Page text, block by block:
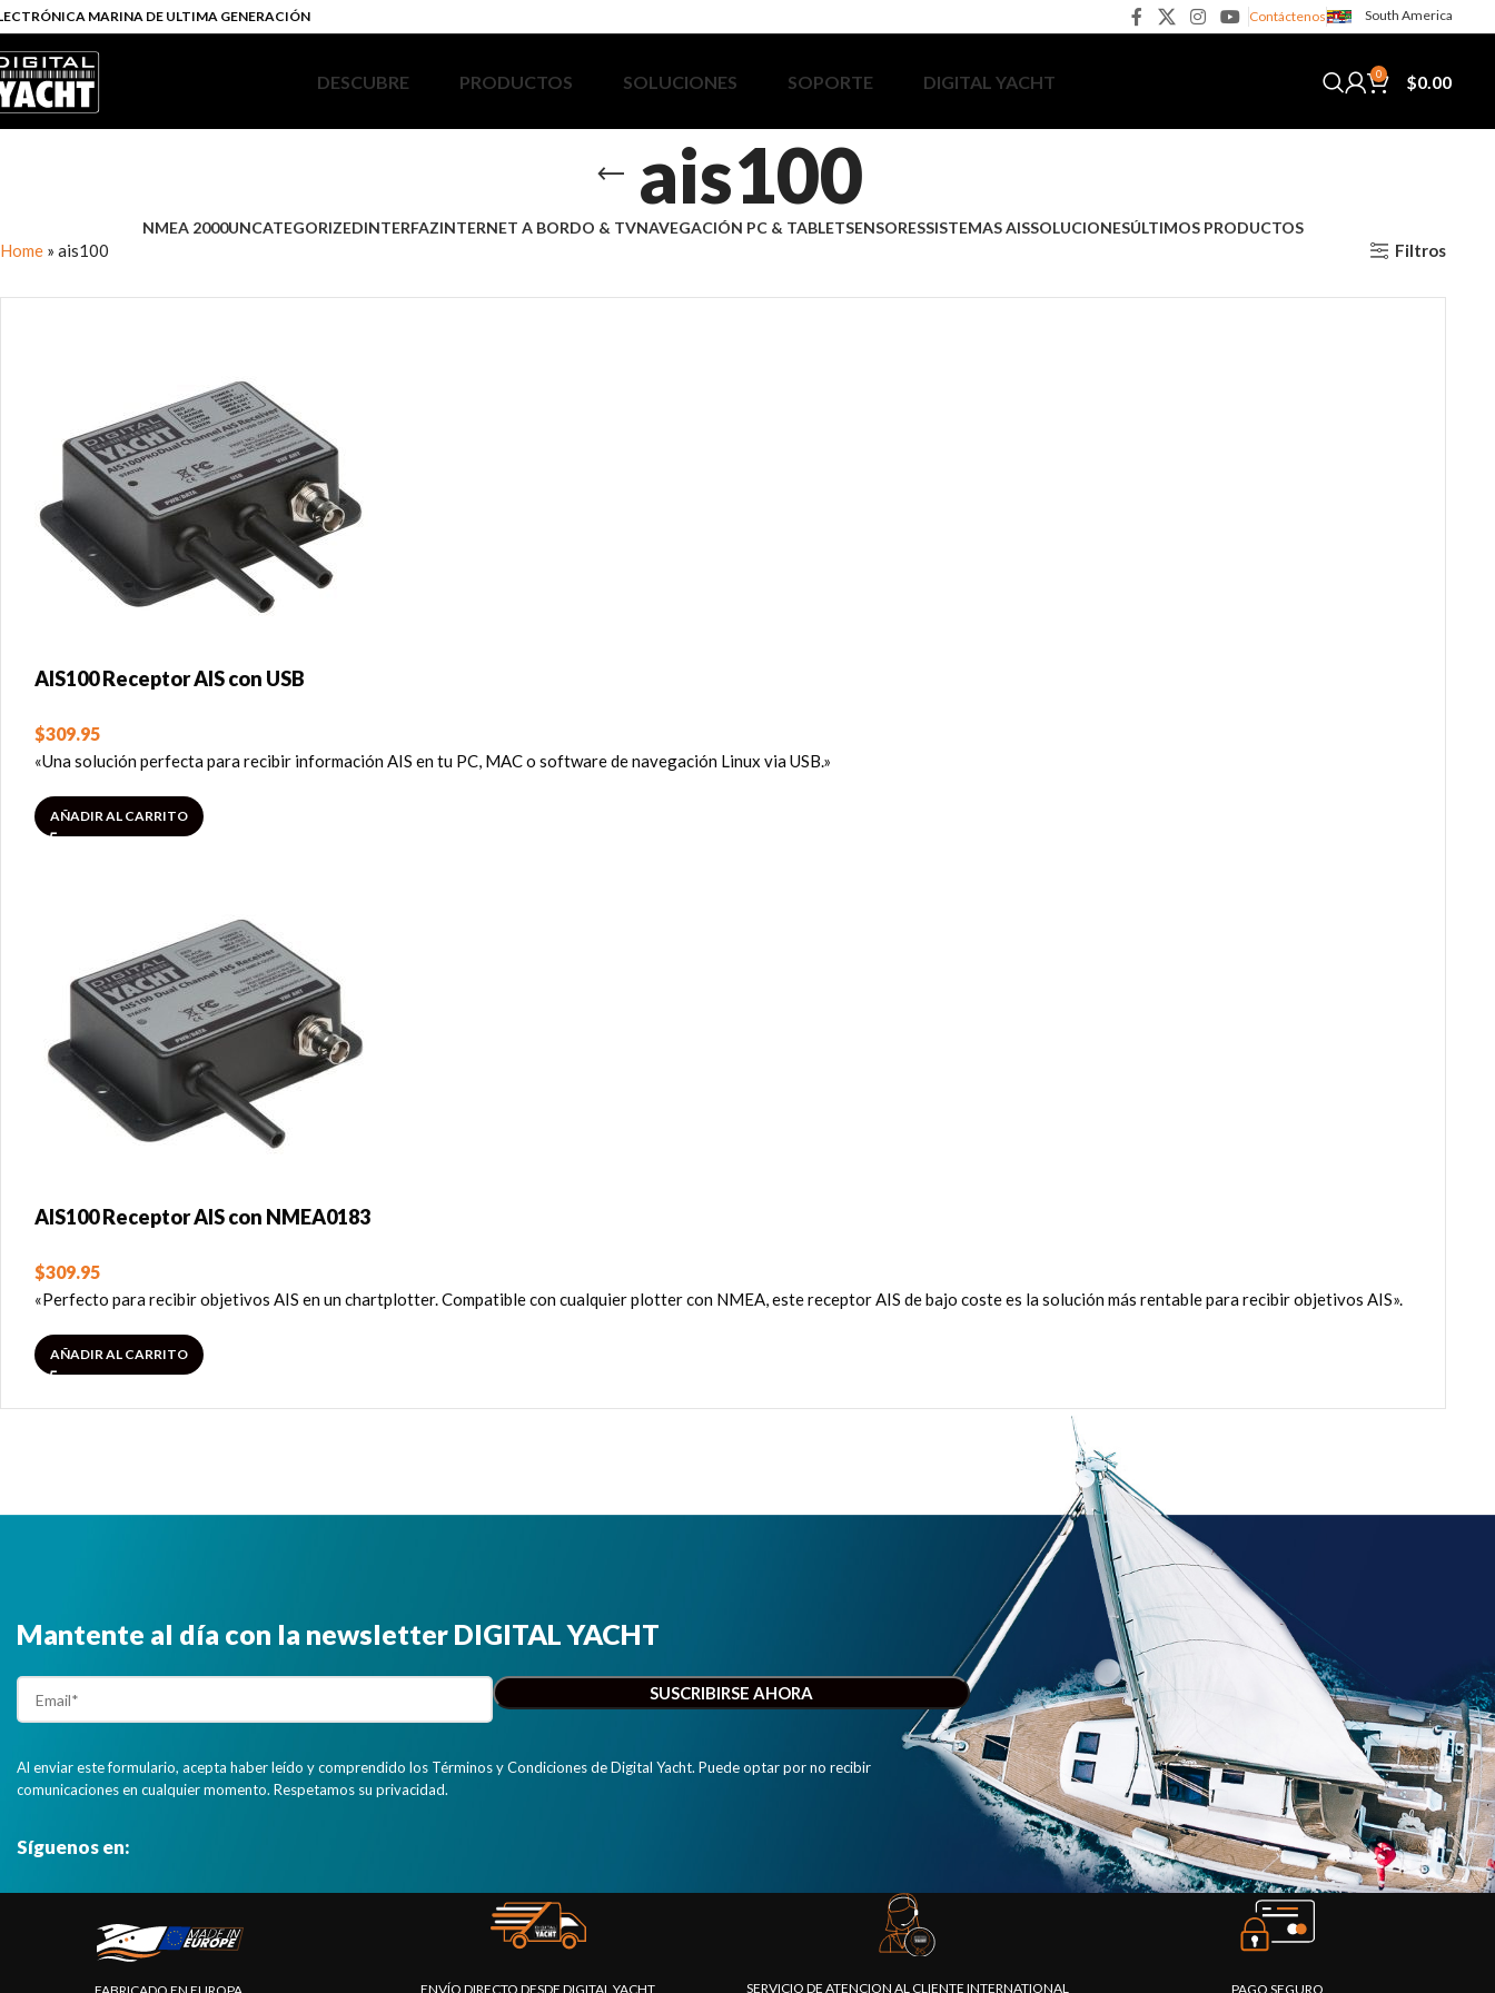
MARINA DE ULTIMA GENERACIÓN Contáctenos South America
DESCUBRE PRODUCTOS SOLUCIONES SOPORTE DIGITAL YACHT 0 $0.00
ais100
NMEA 2000UNCATEGORIZEDINTERFAZINTERNET A BORDO & TVNAVEGACIÓN PC & TABLETSENSORESSISTEMAS AISSOLUCIONESÚLTIMOS PRODUCTOS
Home » ais100 Filtros
AIS100 Receptor AIS con USB
$309.95
«Una solución perfecta para recibir información AIS en tu PC, MAC o software de navegación Linux via USB.»
AÑADIR AL CARRITO
AIS100 Receptor AIS con NMEA0183
$309.95
«Perfecto para recibir objetivos AIS en un chartplotter. Compatible con cualquier plotter con NMEA, este receptor AIS de bajo coste es la solución más rentable para recibir objetivos AIS».
AÑADIR AL CARRITO
Mantente al día con la newsletter DIGITAL YACHT
Al enviar este formulario, acepta haber leído y comprendido los Términos y Condiciones de Digital Yacht. Puede optar por no recibir
comunicaciones en cualquier momento. Respetamos su privacidad.
Síguenos en:
ENVÍO DIRECTO DESDE DIGITAL YACHT SERVICIO DE ATENCION AL CLIENTE INTERNATIONAL PAGO SEGURO